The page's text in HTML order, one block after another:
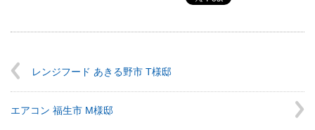
レンジフード あきる野市 T様邸
エアコン 福生市 M様邸